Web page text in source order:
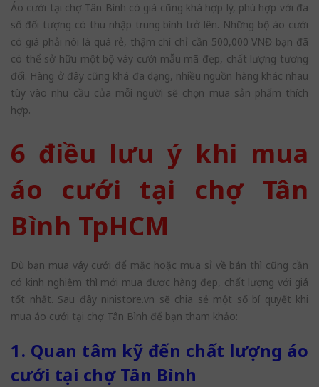
Áo cưới tại chợ Tân Bình có giá cũng khá hợp lý, phù hợp với đa
số đối tượng có thu nhập trung bình trở lên. Những bộ áo cưới
có giá phải nói là quá rẻ, thậm chí chỉ cần 500,000 VNĐ bạn đã
có thể sở hữu một bộ váy cưới mẫu mã đẹp, chất lượng tương
đối. Hàng ở đây cũng khá đa dạng, nhiều nguồn hàng khác nhau
tùy vào nhu cầu của mỗi người sẽ chọn mua sản phẩm thích
hợp.
6 điều lưu ý khi mua
áo cưới tại chợ Tân
Bình TpHCM
Dù bạn mua váy cưới để mặc hoặc mua sỉ về bán thì cũng cần
có kinh nghiệm thì mới mua được hàng đẹp, chất lượng với giá
tốt nhất. Sau đây ninistore.vn sẽ chia sẻ một số bí quyết khi
mua áo cưới tại chợ Tân Bình để bạn tham khảo:
1. Quan tâm kỹ đến chất lượng áo
cưới tại chợ Tân Bình